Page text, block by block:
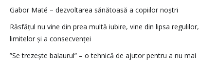
Gabor Maté – dezvoltarea sănătoasă a copiilor noștri
Răsfățul nu vine din prea multă iubire, vine din lipsa regulilor,
limitelor și a consecvenței
”Se trezește balaurul” – o tehnică de ajutor pentru a nu mai